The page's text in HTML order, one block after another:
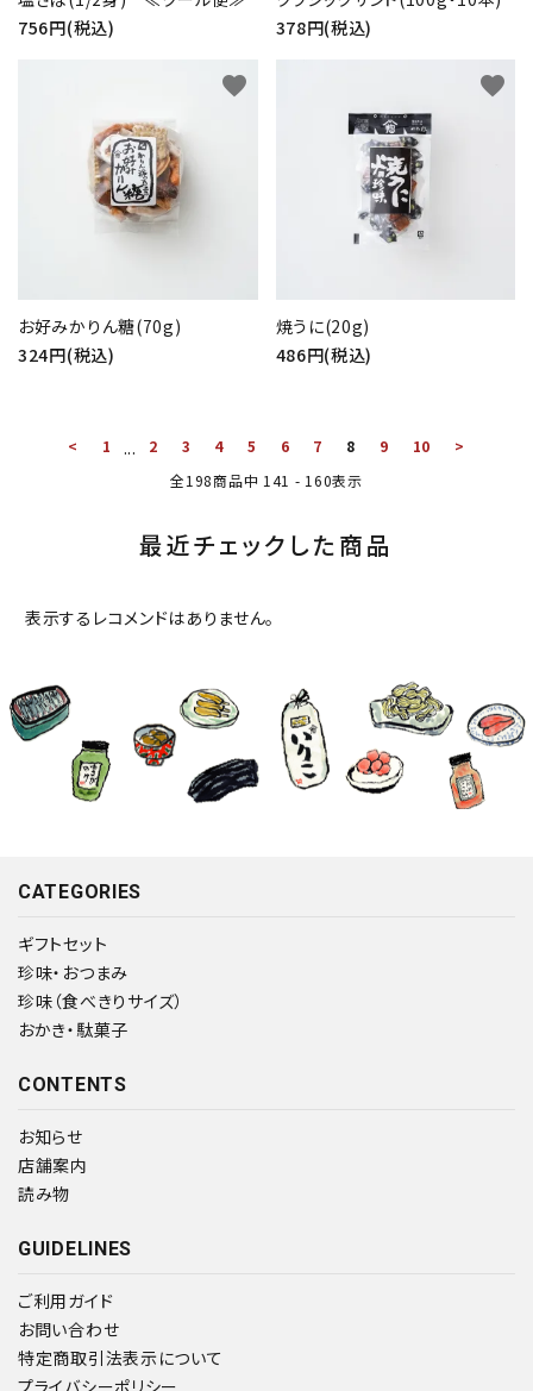
756円(税込)
378円(税込)
お好みかりん糖(70g)
324円(税込)
favorite
焼うに(20g)
486円(税込)
favorite
< 1 ... 2 3 4 5 6 7 8 9 10
>
全198商品中 141 - 160表示
最近チェックした商品
表示するレコメンドはありません。
CATEGORIES
ギフトセット
珍味・おつまみ
珍味（食べきりサイズ）
おかき・駄菓子
CONTENTS
お知らせ
店舗案内
読み物
GUIDELINES
ご利用ガイド
お問い合わせ
特定商取引法表示について